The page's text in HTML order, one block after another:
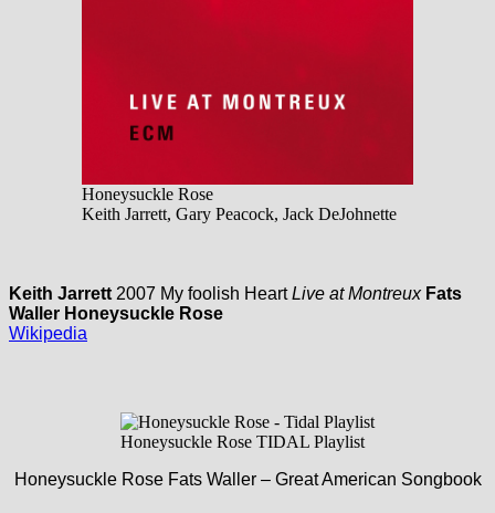
Honeysuckle Rose
Keith Jarrett, Gary Peacock, Jack DeJohnette
Keith Jarrett 2007 My foolish HeartLive at Montreux Fats
Waller Honeysuckle Rose
Wikipedia
Honeysuckle Rose TIDAL Playlist
Honeysuckle Rose Fats Waller – Great American Songbook